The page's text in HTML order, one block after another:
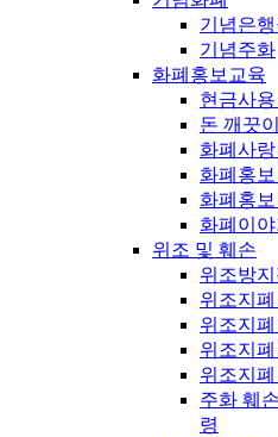
기념은행
기념주화
화폐홍보교육
현금사
돈 깨끗
화폐사
화폐홍
화폐홍
화폐이야
위조 및 훼손
위조방지
위조지
위조지
위조지
위조지
주화 훼
령